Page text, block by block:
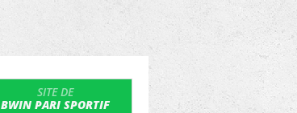
SITE DE
BWIN PARI SPORTIF